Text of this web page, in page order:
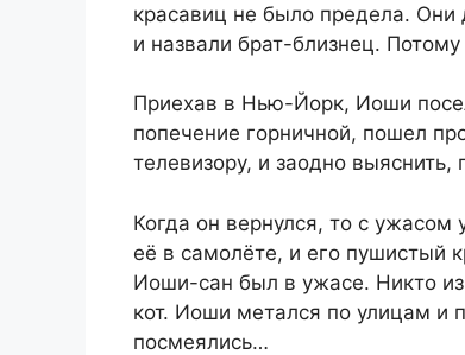
красавиц не было предела. Они
и назвали брат-близнец.
Приехав в Нью-Йорк, Иоши
попечение горничной, пошел
телевизору, и заодно выяснить,
Когда он вернулся, то с ужасом
её в самолёте, и его пушистый
Иоши-сан был в ужасе. Никто
кот. Иоши метался по улицам и
посмеялись…